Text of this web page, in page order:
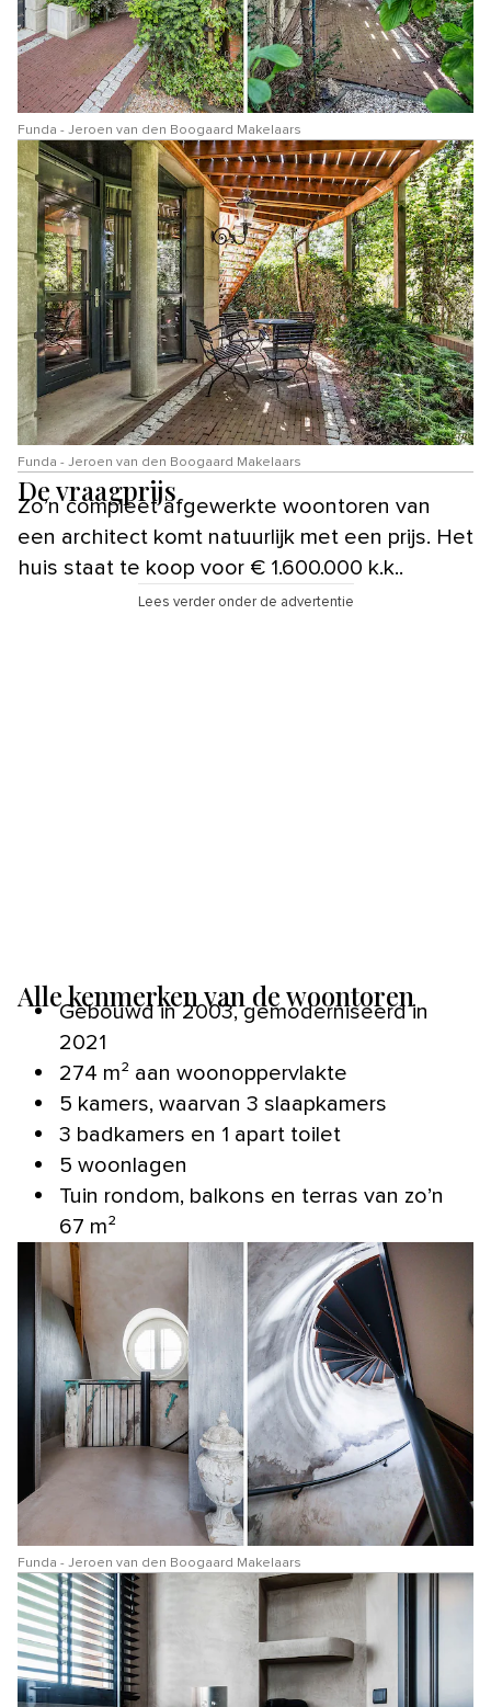
Funda - Jeroen van den Boogaard Makelaars
Funda - Jeroen van den Boogaard Makelaars
De vraagprijs
Zo’n compleet afgewerkte woontoren van
een architect komt natuurlijk met een prijs. Het
huis staat te koop voor € 1.600.000 k.k..
Lees verder onder de advertentie
Alle kenmerken van de woontoren
Gebouwd in 2003, gemoderniseerd in
2021
274 m² aan woonoppervlakte
5 kamers, waarvan 3 slaapkamers
3 badkamers en 1 apart toilet
5 woonlagen
Tuin rondom, balkons en terras van zo’n
67 m²
Funda - Jeroen van den Boogaard Makelaars